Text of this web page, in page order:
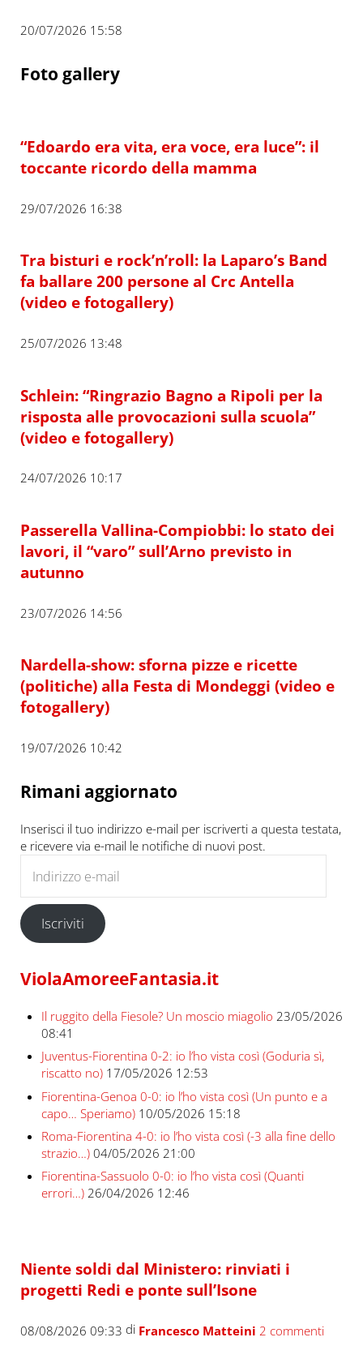
20/07/2026 15:58
Foto gallery
“Edoardo era vita, era voce, era luce”: il
toccante ricordo della mamma
29/07/2026 16:38
Tra bisturi e rock’n’roll: la Laparo’s Band
fa ballare 200 persone al Crc Antella
(video e fotogallery)
25/07/2026 13:48
Schlein: “Ringrazio Bagno a Ripoli per la
risposta alle provocazioni sulla scuola”
(video e fotogallery)
24/07/2026 10:17
Passerella Vallina-Compiobbi: lo stato dei
lavori, il “varo” sull’Arno previsto in
autunno
23/07/2026 14:56
Nardella-show: sforna pizze e ricette
(politiche) alla Festa di Mondeggi (video e
fotogallery)
19/07/2026 10:42
Rimani aggiornato
Inserisci il tuo indirizzo e-mail per iscriverti a questa testata,
e ricevere via e-mail le notifiche di nuovi post.
Iscriviti
ViolaAmoreeFantasia.it
Il ruggito della Fiesole? Un moscio miagolio 23/05/2026
08:41
Juventus-Fiorentina 0-2: io l’ho vista così (Goduria sì,
riscatto no) 17/05/2026 12:53
Fiorentina-Genoa 0-0: io l’ho vista così (Un punto e a
capo… Speriamo) 10/05/2026 15:18
Roma-Fiorentina 4-0: io l’ho vista così (-3 alla fine dello
strazio…) 04/05/2026 21:00
Fiorentina-Sassuolo 0-0: io l’ho vista così (Quanti
errori…) 26/04/2026 12:46
Niente soldi dal Ministero: rinviati i
progetti Redi e ponte sull’Isone
08/08/2026 09:33 di Francesco Matteini 2 commenti